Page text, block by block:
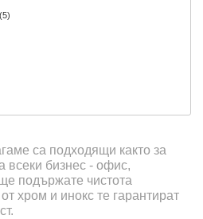
са подходящи както за
всеки бизнес - офис,
подържате чистота
хром и инокс те гарантират
(5)